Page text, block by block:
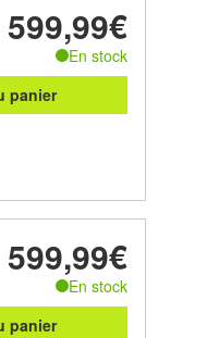
599,99€
En stock
panier
599,99€
En stock
panier